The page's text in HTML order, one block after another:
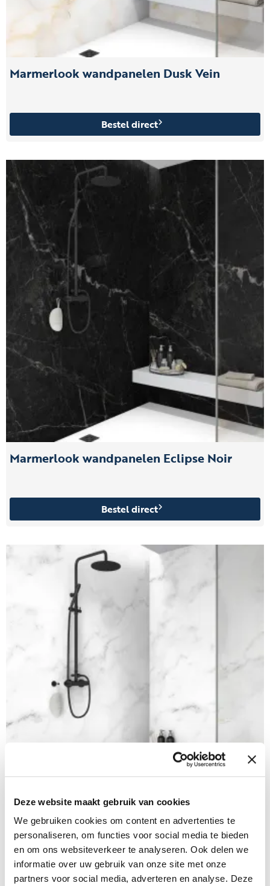
Deze website maakt gebruik van cookies
We gebruiken cookies om content en advertenties te
personaliseren, om functies voor social media te bieden
en om ons websiteverkeer te analyseren. Ook delen we
informatie over uw gebruik van onze site met onze
partners voor social media, adverteren en analyse. Deze
Marmerlook wandpanelen Dusk Vein
Bestel direct
Marmerlook wandpanelen Eclipse Noir
Bestel direct
Marmerlook wandpanelen Frozen Obsidian